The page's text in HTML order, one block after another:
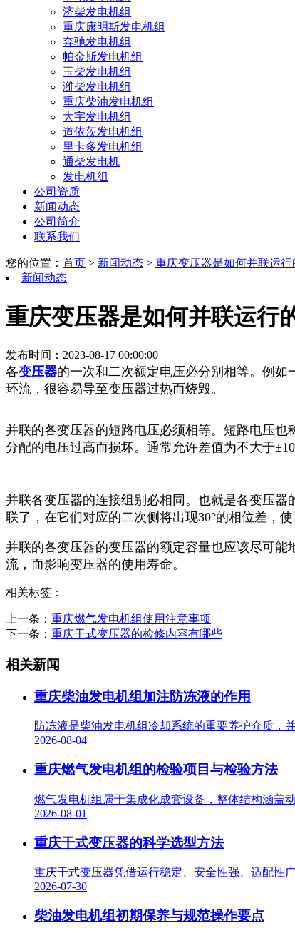
济柴发电机组
重庆康明斯发电机组
奔驰发电机组
帕金斯发电机组
玉柴发电机组
潍柴发电机组
重庆柴油发电机组
大宇发电机组
道依茨发电机组
里卡多发电机组
通柴发电机
发电机组
公司资质
新闻动态
公司简介
联系我们
您的位置： 首页 > 新闻动态 > 重庆变压器是如何并联运行
新闻动态
重庆变压器是如何并联运行
发布时间：2023-08-17 00:00:00
各变压器的一次和二次额定电压必分别相等。例
环流，很容易导至变压器过热而烧毁。
并联的各变压器的短路电压必须相等。短路电压
分配的电压过高而损坏。通常允许差值为不大于
并联各变压器的连接组别必相同。也就是各变压
联了，在它们对应的二次侧将出现30°的相位差，
并联的各变压器的变压器的额定容量也应该尽可
流，而影响变压器的使用寿命。
相关标签：
上一条： 重庆燃气发电机组使用注意事项
下一条： 重庆干式变压器的检修内容有哪些
相关新闻
重庆柴油发电机组加注防冻液的作用
防冻液是柴油发电机组冷却系统的重要养护介质，
2026-08-04
重庆燃气发电机组的检验项目与检验方法
燃气发电机组属于集成化成套设备，整体结构涵盖
2026-08-01
重庆干式变压器的科学选型方法
重庆干式变压器凭借运行稳定、安全性强、适配性
2026-07-30
柴油发电机组初期保养与规范操作要点